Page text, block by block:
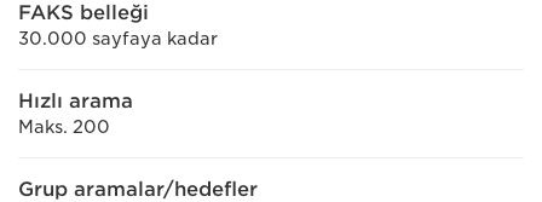
FAKS belleği
30.000 sayfaya kadar
Hızlı arama
Maks. 200
Grup aramalar/hedefler